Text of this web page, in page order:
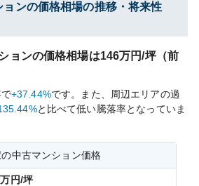
ンの価格相場の推移・将来性
ョンの価格相場は146万円/坪（前
+37.44%です。
また、周辺エリアの過
と比べて低い騰落率となっていま
中古マンション価格
万円/坪